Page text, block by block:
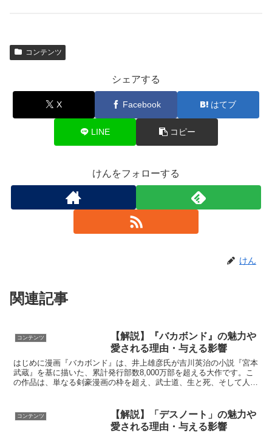
コンテンツ
シェアする
X Facebook はてブ
LINE コピー
けんをフォローする
けん
関連記事
コンテンツ
【解説】『バカボンド』の魅力や
愛される理由・与える影響
はじめに漫画『バカボンド』は、井上雄彦氏が吉川英治の小説『宮本
武蔵』を基に描いた、累計発行部数8,000万部を超える大作です。こ
の作品は、単なる剣豪漫画の枠を超え、武士道、生と死、そして人間
コンテンツ
【解説】「デスノート」の魅力や
愛される理由・与える影響